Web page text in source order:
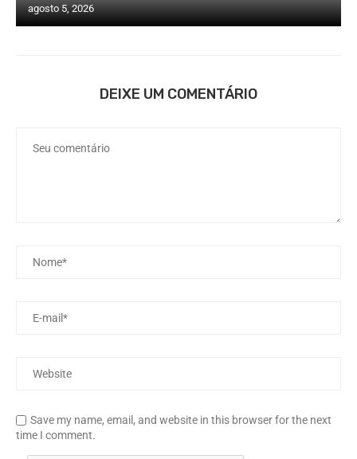
agosto 5, 2026
DEIXE UM COMENTÁRIO
Save my name, email, and website in this browser for the next
time I comment.